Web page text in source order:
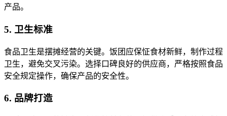
产品。
5. 卫生标准
食品卫生是摆摊经营的关键。饭团应保怔食材新鲜，制作过程
卫生，避免交叉污染。选择口碑良好的供应商，严格按照食品
安全规定操作，确保产品的安全性。
6. 品牌打造